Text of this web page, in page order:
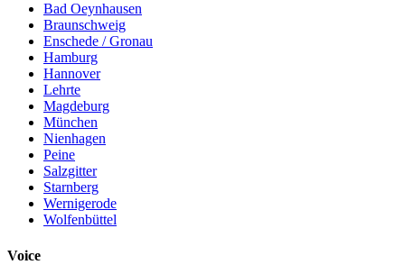
Bad Oeynhausen
Braunschweig
Enschede / Gronau
Hamburg
Hannover
Lehrte
Magdeburg
München
Nienhagen
Peine
Salzgitter
Starnberg
Wernigerode
Wolfenbüttel
Voice